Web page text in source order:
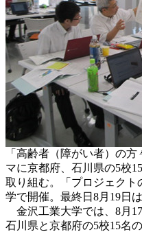
「高齢者（障がい者）の
マに京都府、石川県の5校
取り組む。「プロジェクト
学で開催。最終日8月19日
金沢工業大学では、8月
石川県と京都府の5校15名